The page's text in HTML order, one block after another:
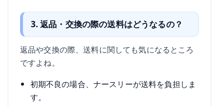
3. 返品・交換の際の送料はどうなるの？
返品や交換の際、送料に関しても気になるところ
ですよね。
初期不良の場合、ナースリーが送料を負担しま
す。